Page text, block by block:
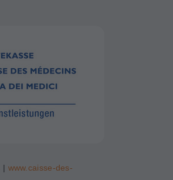
| www.caisse-des-